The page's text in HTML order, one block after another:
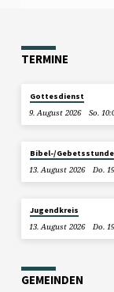
TERMINE
Gottesdienst
9. August 2026
So.
Bibel-/Gebetsstunde
13. August 2026
Do.
Jugendkreis
13. August 2026
Do.
GEMEINDEN